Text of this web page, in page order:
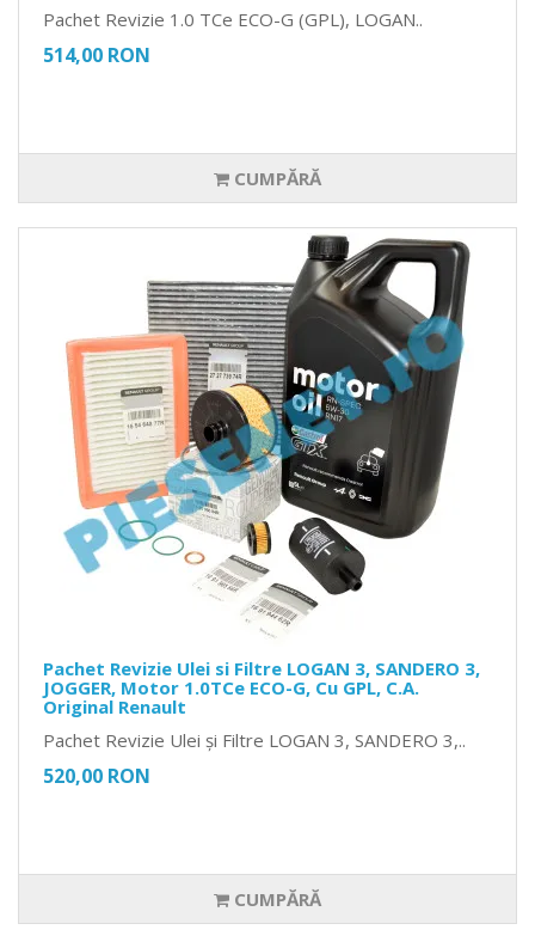
Pachet Revizie 1.0 TCe ECO-G (GPL), LOGAN..
514,00 RON
CUMPĂRĂ
Pachet Revizie Ulei si Filtre LOGAN 3, SANDERO 3,
JOGGER, Motor 1.0TCe ECO-G, Cu GPL, C.A.
Original Renault
Pachet Revizie Ulei și Filtre LOGAN 3, SANDERO 3,..
520,00 RON
CUMPĂRĂ